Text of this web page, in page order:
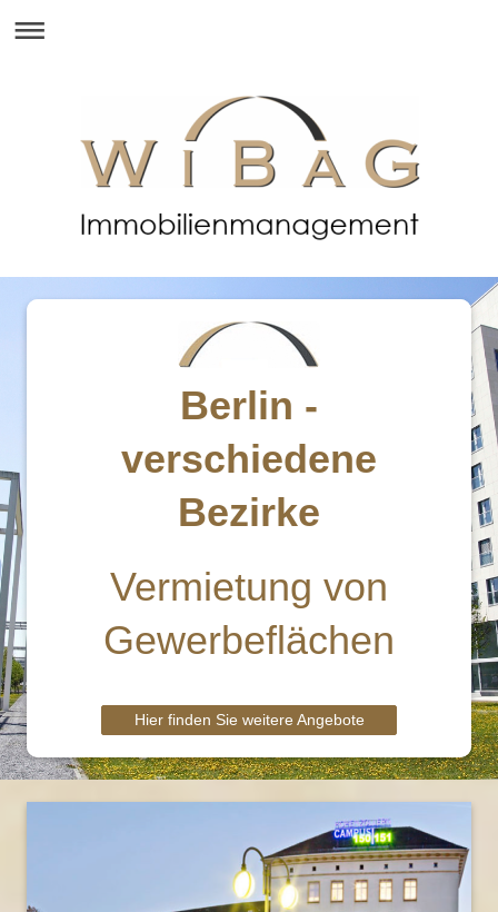
Berlin -
verschiedene
Bezirke
Vermietung von
Gewerbeflächen
Hier finden Sie weitere Angebote